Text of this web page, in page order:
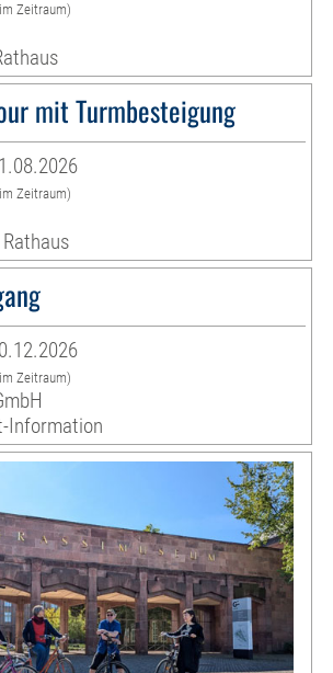
Zeitraum)
mit Turmbesteigung
Zeitraum)
Zeitraum)
Information